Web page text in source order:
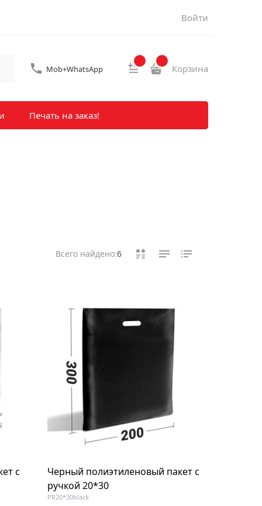
Войти
Mob+WhatsApp Корзина
Печать на заказ!
Всего найдено:6
с
Черный полиэтиленовый пакет с
ручкой 20*30
PR20*30black